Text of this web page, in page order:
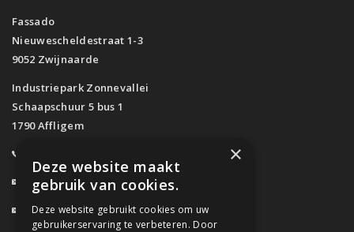
Fassado
Nieuwescheldestraat 1-3
9052 Zwijnaarde
Industriepark Zonnevallei
Schaapschuur 5 bus 1
1790 Affligem
info@fassado.be
BTW: BE 0700.617.934
×
Deze website maakt
gebruik van cookies.
Deze website gebruikt cookies om uw
gebruikerservaring te verbeteren. Door